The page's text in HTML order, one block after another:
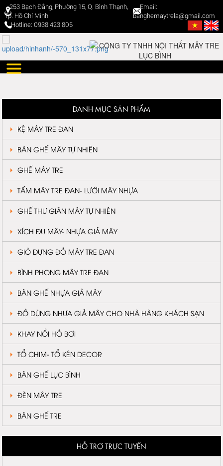
253 Bạch Đằng, Phường 15, Q. Bình Thạnh,
Tp. Hồ Chí Minh
Email:
banghemaytrela@gmail.com
Hotline: 0938 423 805
DANH MỤC SẢN PHẨM
KỆ MÂY TRE ĐAN
BÀN GHẾ MÂY TỰ NHIÊN
GHẾ MÂY TRE
TẤM MÂY TRE ĐAN- LƯỚI MÂY NHỰA
GHẾ THƯ GIÃN MÂY TỰ NHIÊN
XÍCH ĐU MÂY- NHỰA GIẢ MÂY
GIỎ ĐỰNG ĐỒ MÂY TRE ĐAN
BÌNH PHONG MÂY TRE ĐAN
BÀN GHẾ NHỰA GIẢ MÂY
ĐỒ DÙNG NHỰA GIẢ MÂY CHO NHÀ HÀNG KHÁCH SẠN
KHAY NỔI HỒ BƠI
TỔ CHIM- TỔ KÉN DECOR
BÀN GHẾ LỤC BÌNH
ĐÈN MÂY TRE
BÀN GHẾ TRE
HỖ TRỢ TRỰC TUYẾN